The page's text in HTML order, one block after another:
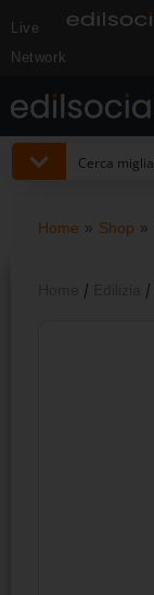
Live
Network
Home » Shop »
/ /